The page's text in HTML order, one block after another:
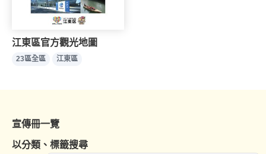
江東區官方觀光地圖
23區全區 江東區
宣傳冊一覽
以分類、標籤搜尋